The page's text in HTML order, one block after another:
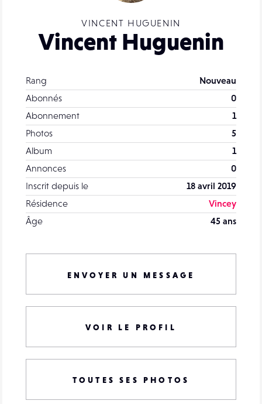
VINCENT HUGUENIN
Vincent Huguenin
Rang
Nouveau
Abonnés
0
Abonnement
1
Photos
5
Album
1
Annonces
0
Inscrit depuis le
18 avril 2019
Résidence
Vincey
Âge
45 ans
ENVOYER UN MESSAGE
VOIR LE PROFIL
TOUTES SES PHOTOS